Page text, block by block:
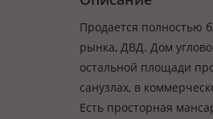
Продается полностью
рынка, ДВД. Дом
остальной площади
санузлах, в
Есть просторная